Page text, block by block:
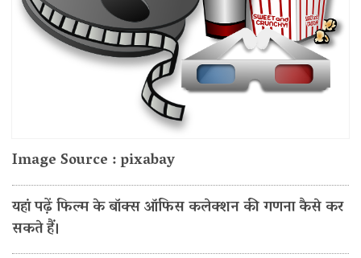
Image Source : pixabay
यहां पढ़ें फिल्म के बॉक्स ऑफिस कलेक्शन की गणना कैसे कर
सकते हैं।